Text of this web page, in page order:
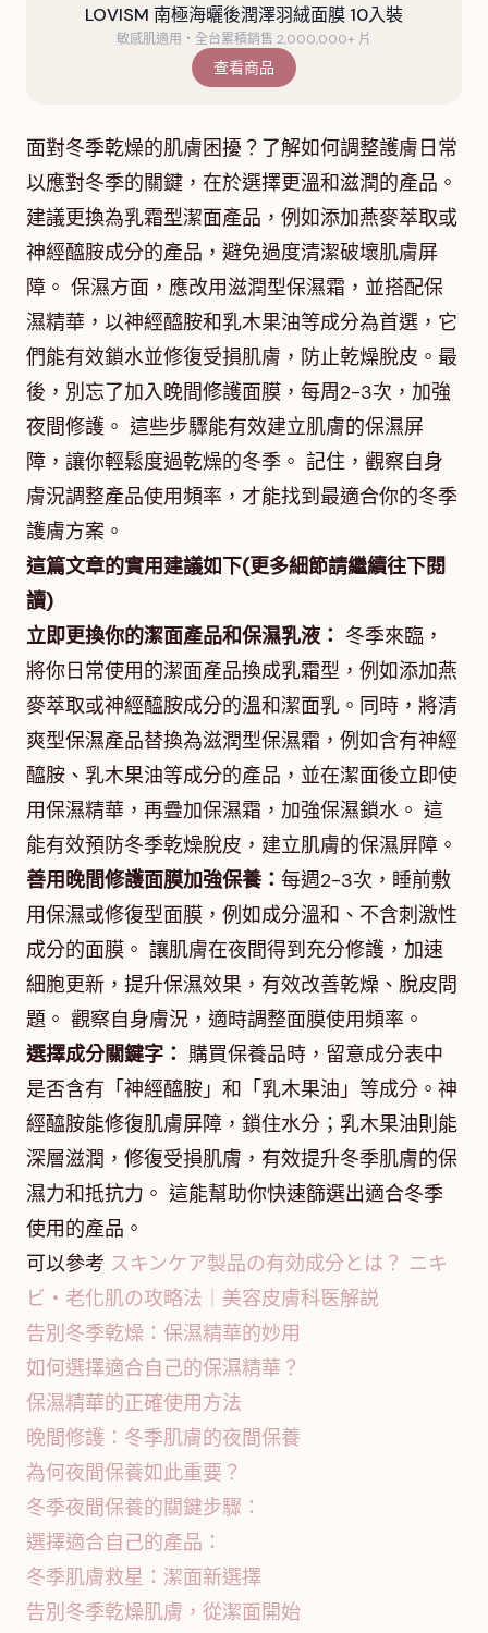
LOVISM 南極海曬後潤澤羽絨面膜 10入裝
敏感肌適用・全台累積銷售 2,000,000+ 片
查看商品
面對冬季乾燥的肌膚困擾？了解如何調整護膚日常
以應對冬季的關鍵，在於選擇更溫和滋潤的產品。
建議更換為乳霜型潔面產品，例如添加燕麥萃取或
神經醯胺成分的產品，避免過度清潔破壞肌膚屏
障。 保濕方面，應改用滋潤型保濕霜，並搭配保
濕精華，以神經醯胺和乳木果油等成分為首選，它
們能有效鎖水並修復受損肌膚，防止乾燥脫皮。最
後，別忘了加入晚間修護面膜，每周2-3次，加強
夜間修護。 這些步驟能有效建立肌膚的保濕屏
障，讓你輕鬆度過乾燥的冬季。 記住，觀察自身
膚況調整產品使用頻率，才能找到最適合你的冬季
護膚方案。
這篇文章的實用建議如下(更多細節請繼續往下閱
讀)
立即更換你的潔面產品和保濕乳液： 冬季來臨，
將你日常使用的潔面產品換成乳霜型，例如添加燕
麥萃取或神經醯胺成分的溫和潔面乳。同時，將清
爽型保濕產品替換為滋潤型保濕霜，例如含有神經
醯胺、乳木果油等成分的產品，並在潔面後立即使
用保濕精華，再疊加保濕霜，加強保濕鎖水。 這
能有效預防冬季乾燥脫皮，建立肌膚的保濕屏障。
善用晚間修護面膜加強保養： 每週2-3次，睡前敷
用保濕或修復型面膜，例如成分溫和、不含刺激性
成分的面膜。 讓肌膚在夜間得到充分修護，加速
細胞更新，提升保濕效果，有效改善乾燥、脫皮問
題。 觀察自身膚況，適時調整面膜使用頻率。
選擇成分關鍵字： 購買保養品時，留意成分表中
是否含有「神經醯胺」和「乳木果油」等成分。神
經醯胺能修復肌膚屏障，鎖住水分；乳木果油則能
深層滋潤，修復受損肌膚，有效提升冬季肌膚的保
濕力和抵抗力。 這能幫助你快速篩選出適合冬季
使用的產品。
可以參考 スキンケア製品の有効成分とは？ ニキ
ビ・老化肌の攻略法｜美容皮膚科医解説
告別冬季乾燥：保濕精華的妙用
如何選擇適合自己的保濕精華？
保濕精華的正確使用方法
晚間修護：冬季肌膚的夜間保養
為何夜間保養如此重要？
冬季夜間保養的關鍵步驟：
選擇適合自己的產品：
冬季肌膚救星：潔面新選擇
告別冬季乾燥肌膚，從潔面開始